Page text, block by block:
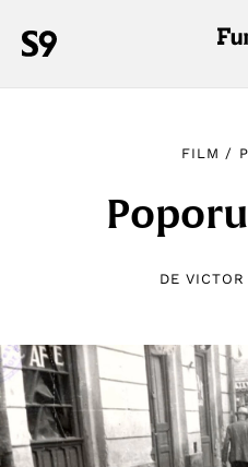
FILM /
DE